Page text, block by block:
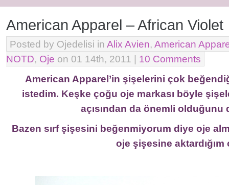
American Apparel – African Violet
Posted by Ojedelisi in Alix Avien, American
NOTD, Oje on 01 14th, 2011 | 10 Comments
American Apparel’in şişelerini çok
istedim. Keşke çoğu oje markası böyle
açısından da önemli
Bazen sırf şişesini beğenmiyorum diye oje
oje şişesine aktardığım